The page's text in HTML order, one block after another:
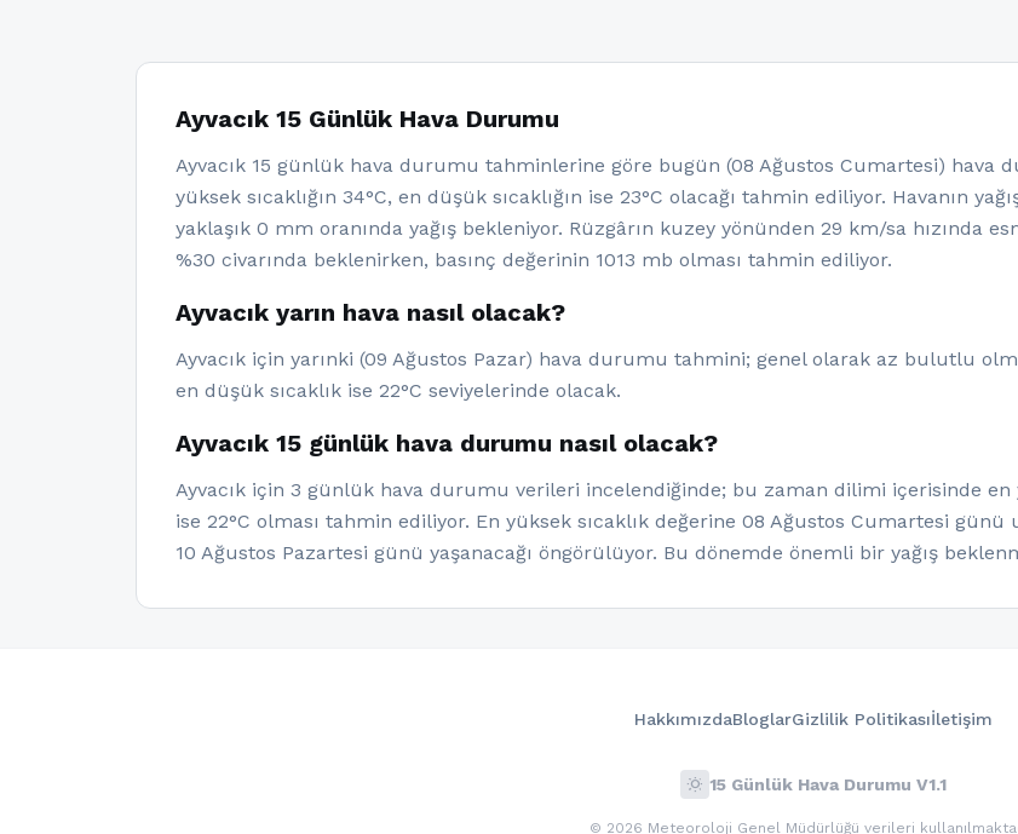
Ayvacık 15 Günlük Hava Durumu
Ayvacık 15 günlük hava durumu tahminlerine göre bugün (08 Ağustos Cumartesi) hava
yüksek sıcaklığın 34°C, en düşük sıcaklığın ise 23°C olacağı tahmin ediliyor. Havanın
yaklaşık 0 mm oranında yağış bekleniyor. Rüzgârın kuzey yönünden 29 km/sa hızında
%30 civarında beklenirken, basınç değerinin 1013 mb olması tahmin ediliyor.
Ayvacık yarın hava nasıl olacak?
Ayvacık için yarınki (09 Ağustos Pazar) hava durumu tahmini; genel olarak az bulutlu
en düşük sıcaklık ise 22°C seviyelerinde olacak.
Ayvacık 15 günlük hava durumu nasıl olacak?
Ayvacık için 3 günlük hava durumu verileri incelendiğinde; bu zaman dilimi içerisinde en
ise 22°C olması tahmin ediliyor. En yüksek sıcaklık değerine 08 Ağustos Cumartesi günü
10 Ağustos Pazartesi günü yaşanacağı öngörülüyor. Bu dönemde önemli bir yağış
HakkımızdaBloglarGizlilik Politikasıİletişim
wb_sunny 15 Günlük Hava Durumu V1.1
© 2026 Meteoroloji Genel Müdürlüğü verileri